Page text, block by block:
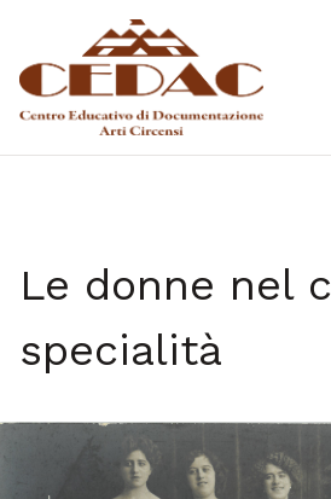
Le donne nel
specialità